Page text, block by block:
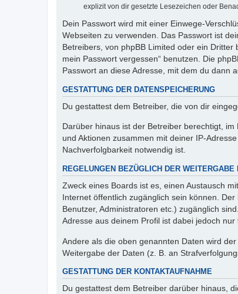
explizit von dir gesetzte Lesezeichen oder
Dein Passwort wird mit einer Einwege-
Webseiten zu verwenden. Das Passwort ist
Betreibers, von phpBB Limited oder ein
mein Passwort vergessen“ benutzen. Die
Passwort an diese Adresse, mit dem du dann
GESTATTUNG DER DATENSPEICHERUNG
Du gestattest dem Betreiber, die von dir
Darüber hinaus ist der Betreiber berechtigt,
und Aktionen zusammen mit deiner IP-
Nachverfolgbarkeit notwendig ist.
REGELUNGEN BEZÜGLICH DER WEITERGABE
Zweck eines Boards ist es, einen Austausch
Internet öffentlich zugänglich sein können.
Benutzer, Administratoren etc.) zugänglich
Adresse aus deinem Profil ist dabei jedoch
Andere als die oben genannten Daten wird
Weitergabe der Daten (z. B. an
GESTATTUNG DER KONTAKTAUFNAHME
Du gestattest dem Betreiber darüber hinaus,